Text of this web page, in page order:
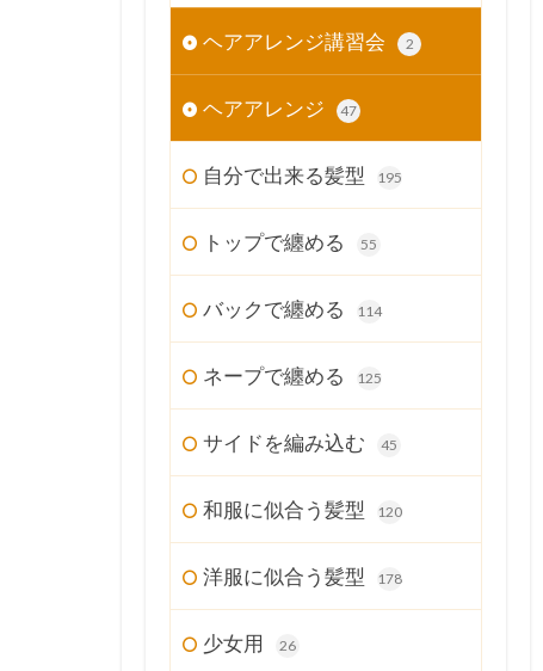
ヘアアレンジ講習会 2
ヘアアレンジ 47
自分で出来る髪型 195
トップで纏める 55
バックで纏める 114
ネープで纏める 125
サイドを編み込む 45
和服に似合う髪型 120
洋服に似合う髪型 178
少女用 26